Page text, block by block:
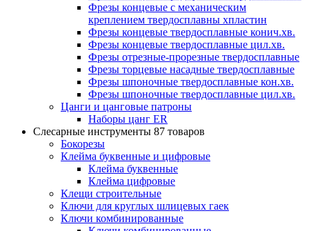
Фрезы концевые с механическим
креплением твердосплавны хпластин
Фрезы концевые твердосплавные конич.хв.
Фрезы концевые твердосплавные цил.хв.
Фрезы отрезные-прорезные твердосплавные
Фрезы торцевые насадные твердосплавные
Фрезы шпоночные твердосплавные кон.хв.
Фрезы шпоночные твердосплавные цил.хв.
Цанги и цанговые патроны
Наборы цанг ER
Слесарные инструменты 87 товаров
Бокорезы
Клейма буквенные и цифровые
Клейма буквенные
Клейма цифровые
Клещи строительные
Ключи для круглых шлицевых гаек
Ключи комбинированные